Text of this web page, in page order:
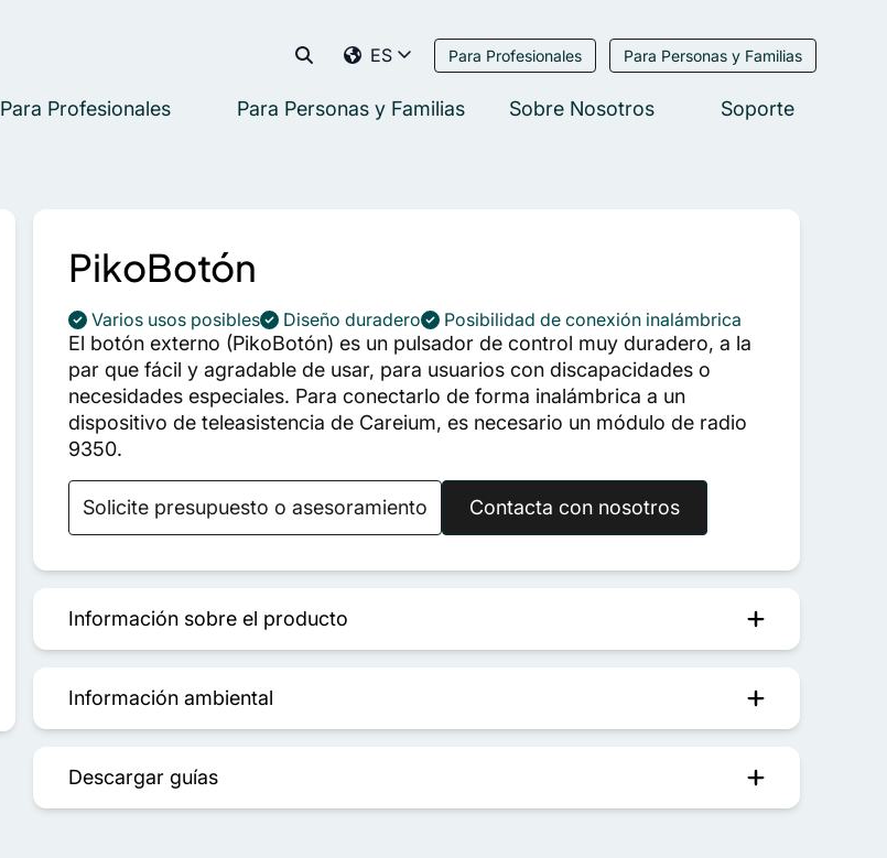
Buscar:
Buscar en
ES
International
Sweden
United Kingdom
Para Profesionales Para Personas y Familias
Para Profesionales Para Personas y Familias Sobre Nosotros Soporte
PikoBotón
Varios usos posibles Diseño duradero Posibilidad de conexión inalámbrica
El botón externo (PikoBotón) es un pulsador de control muy duradero, a la
par que fácil y agradable de usar, para usuarios con discapacidades o
necesidades especiales. Para conectarlo de forma inalámbrica a un
dispositivo de teleasistencia de Careium, es necesario un módulo de radio
9350.
Solicite presupuesto o asesoramiento Contacta con nosotros
Información sobre el producto
Información ambiental
Descargar guías